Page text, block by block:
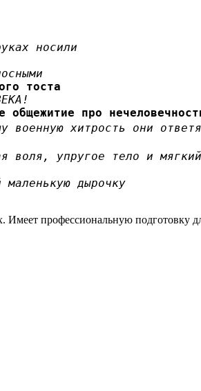
носили
тоста
общежитие про
хитрость они
воля, упругое тело и
дырочку
профессиональную подготовку